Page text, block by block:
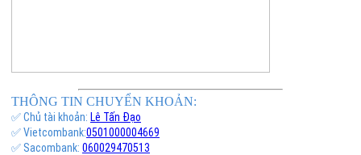
THÔNG TIN CHUYỂN KHOẢN:
✅ Chủ tài khoản: Lê Tấn Đạo
✅ Vietcombank:0501000004669
✅ Sacombank: 060029470513